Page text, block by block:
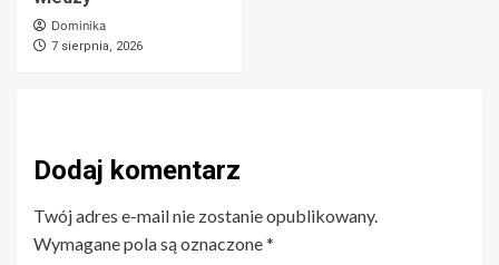
Dominika
7 sierpnia, 2026
Dodaj komentarz
Twój adres e-mail nie zostanie opublikowany.
Wymagane pola są oznaczone*